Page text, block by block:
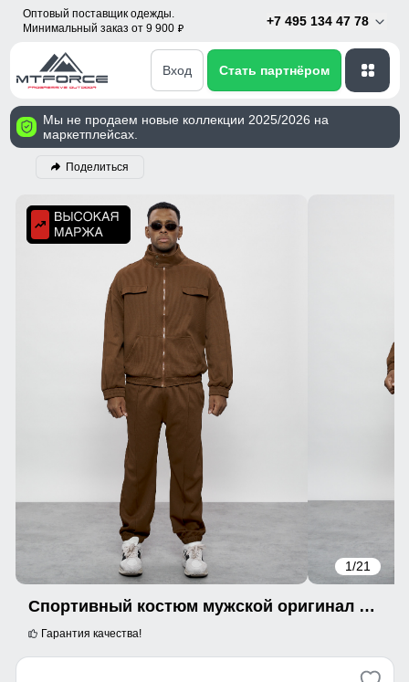
Оптовый поставщик одежды.
Минимальный заказ от 9 900 p
+7 495 134 47 78
Вход Стать партнёром
Мы не продаем новые коллекции 2025/2026 на
маркетплейсах.
Поделиться
1/21
Спортивный костюм мужской оригинал коричневого цвета 15011K
Гарантия качества!